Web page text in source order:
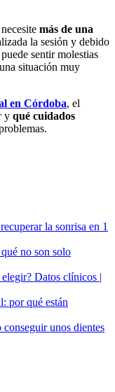
más de una
la sesión y debido
sentir molestias
situación muy
en Córdoba, el
y qué cuidados
la sonrisa en 1
no son solo
Datos clínicos |
por qué están
unos dientes